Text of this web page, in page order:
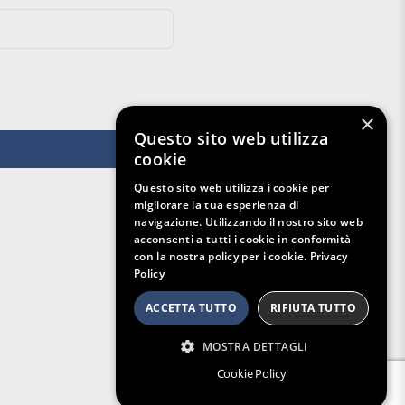
×
Questo sito web utilizza
cookie
Questo sito web utilizza i cookie per
migliorare la tua esperienza di
navigazione. Utilizzando il nostro sito web
acconsenti a tutti i cookie in conformità
con la nostra policy per i cookie. Privacy
Policy
ACCETTA TUTTO RIFIUTA TUTTO
MOSTRA DETTAGLI
Cookie Policy